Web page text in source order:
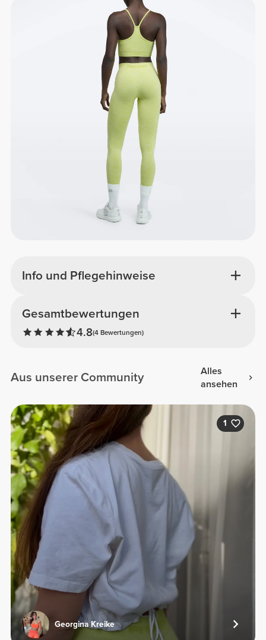
Info und Pflegehinweise
Gesamtbewertungen
4.8(4 Bewertungen)
Aus unserer Community
Alles
ansehen
1
Georgina Kreike